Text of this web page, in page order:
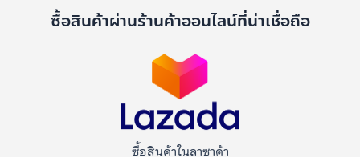
ซื้อสินค้าผ่านร้านค้าออนไลน์ที่น่าเชื่อถือ
ซื้อสินค้าในลาซาด้า